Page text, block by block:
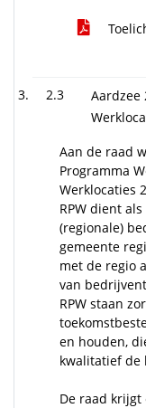
2.3
Aardzee
Aan de raad
Programma
Werklocaties
RPW dient
(regionale)
gemeente
met de regio
van
RPW staan
en houden,
kwalitatief de
De raad